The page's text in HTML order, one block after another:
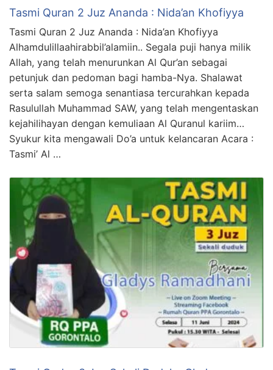
Tasmi Quran 2 Juz Ananda : Nida’an Khofiyya
Tasmi Quran 2 Juz Ananda : Nida’an Khofiyya
Alhamdulillaahirabbil’alamiin.. Segala puji hanya milik
Allah, yang telah menurunkan Al Qur’an sebagai
petunjuk dan pedoman bagi hamba-Nya. Shalawat
serta salam semoga senantiasa tercurahkan kepada
Rasulullah Muhammad SAW, yang telah mengentaskan
kejahilihayan dengan kemuliaan Al Quranul kariim…
Syukur kita mengawali Do’a untuk kelancaran Acara :
Tasmi’ Al …